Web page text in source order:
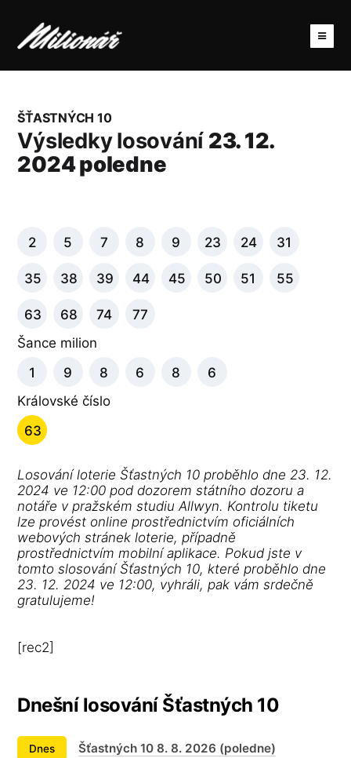
ŠŤASTNÝCH 10
Výsledky losování 23. 12.
2024 poledne
2 5 7 8 9 23 24 31
35 38 39 44 45 50 51 55
63 68 74
77
Šance milion
1
9 8 6 8
6
Královské číslo
63
Losování loterie Šťastných 10 proběhlo dne 23. 12.
2024 ve 12:00 pod dozorem státního dozoru a
notáře v pražském studiu Allwyn. Kontrolu tiketu
lze provést online prostřednictvím oficiálních
webových stránek loterie, případně
prostřednictvím mobilní aplikace. Pokud jste v
tomto slosování Šťastných 10, které proběhlo dne
23. 12. 2024 ve 12:00, vyhráli, pak vám srdečně
gratulujeme!
[rec2]
Dnešní losování Šťastných 10
Dnes Šťastných 10 8. 8. 2026 (poledne)